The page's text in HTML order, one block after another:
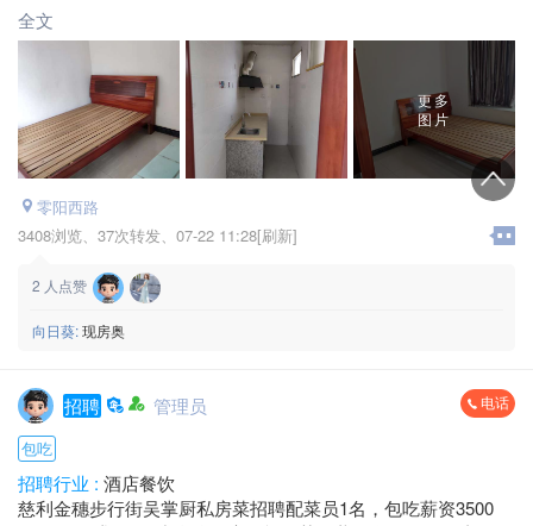
全文
更多
图片
零阳西路
3408浏览、 37次转发、 07-22 11:28[刷新]
2 人点赞
向日葵:现房奥
招聘 管理员 电话
包吃
招聘行业 : 酒店餐饮
慈利金穗步行街吴掌厨私房菜招聘配菜员1名，包吃薪资3500